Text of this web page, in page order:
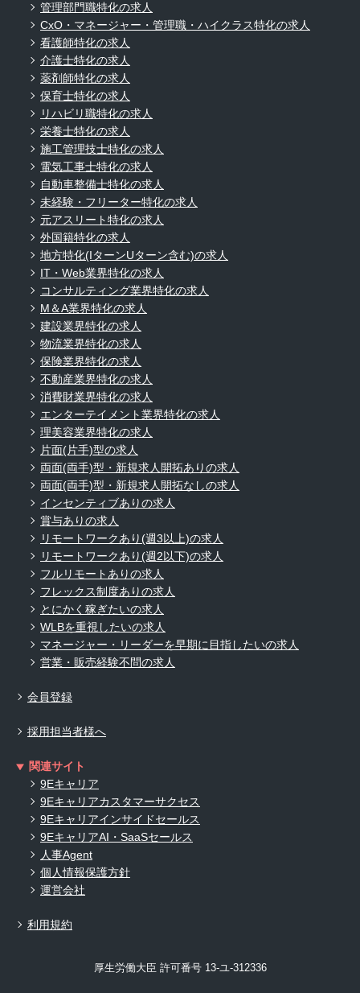
管理部門職特化の求人
CxO・マネージャー・管理職・ハイクラス特化の求人
看護師特化の求人
介護士特化の求人
薬剤師特化の求人
保育士特化の求人
リハビリ職特化の求人
栄養士特化の求人
施工管理技士特化の求人
電気工事士特化の求人
自動車整備士特化の求人
未経験・フリーター特化の求人
元アスリート特化の求人
外国籍特化の求人
地方特化(IターンUターン含む)の求人
IT・Web業界特化の求人
コンサルティング業界特化の求人
M＆A業界特化の求人
建設業界特化の求人
物流業界特化の求人
保険業界特化の求人
不動産業界特化の求人
消費財業界特化の求人
エンターテイメント業界特化の求人
理美容業界特化の求人
片面(片手)型の求人
両面(両手)型・新規求人開拓ありの求人
両面(両手)型・新規求人開拓なしの求人
インセンティブありの求人
賞与ありの求人
リモートワークあり(週3以上)の求人
リモートワークあり(週2以下)の求人
フルリモートありの求人
フレックス制度ありの求人
とにかく稼ぎたいの求人
WLBを重視したいの求人
マネージャー・リーダーを早期に目指したいの求人
営業・販売経験不問の求人
会員登録
採用担当者様へ
関連サイト
9Eキャリア
9Eキャリアカスタマーサクセス
9Eキャリアインサイドセールス
9EキャリアAI・SaaSセールス
人事Agent
個人情報保護方針
運営会社
利用規約
厚生労働大臣 許可番号 13-ユ-312336